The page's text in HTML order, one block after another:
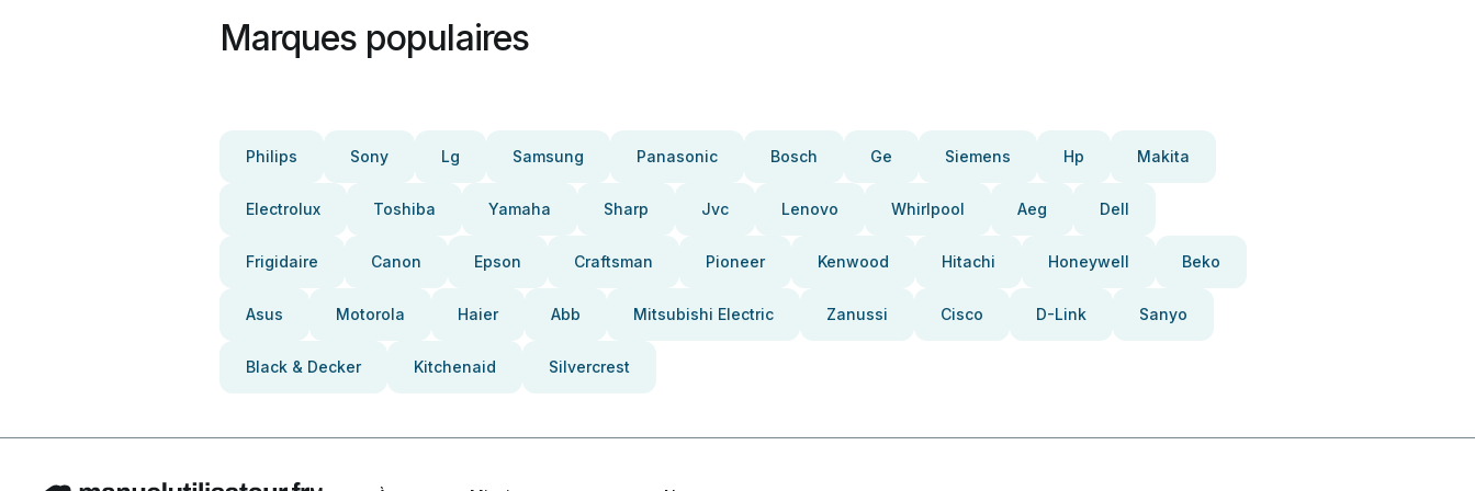
Marques populaires
Philips Sony Lg Samsung Panasonic Bosch Ge Siemens Hp Makita
Electrolux Toshiba Yamaha Sharp Jvc Lenovo Whirlpool Aeg Dell
Frigidaire Canon Epson Craftsman Pioneer Kenwood Hitachi Honeywell Beko
Asus Motorola Haier Abb Mitsubishi Electric Zanussi Cisco D-Link Sanyo
Black & Decker Kitchenaid Silvercrest